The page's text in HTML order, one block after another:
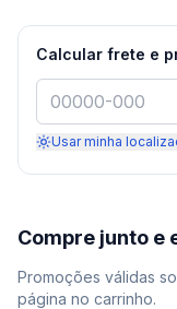
Compre junto e
Promoções válidas
página no carrinho.
Calcular frete e
Usar minha